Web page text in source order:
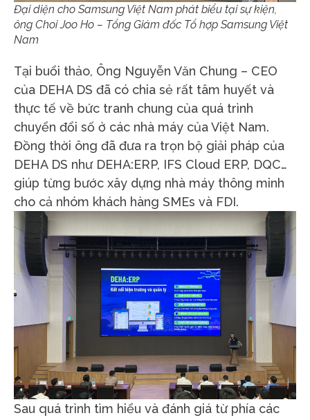
Đại diện cho Samsung Việt Nam phát biểu tại sự kiện,
ông Choi Joo Ho – Tổng Giám đốc Tổ hợp Samsung Việt
Nam
Tại buổi thảo, Ông Nguyễn Văn Chung – CEO
của DEHA DS đã có chia sẻ rất tâm huyết và
thực tế về bức tranh chung của quá trình
chuyển đổi số ở các nhà máy của Việt Nam.
Đồng thời ông đã đưa ra trọn bộ giải pháp của
DEHA DS như DEHA:ERP, IFS Cloud ERP, DQC…
giúp từng bước xây dựng nhà máy thông minh
cho cả nhóm khách hàng SMEs và FDI.
Sau quá trình tìm hiểu và đánh giá từ phía các